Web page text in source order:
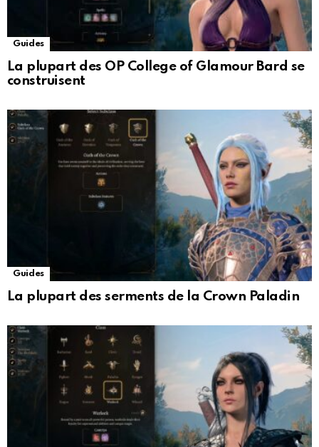
Guides
La plupart des OP College of Glamour Bard se
construisent
Guides
La plupart des serments de la Crown Paladin